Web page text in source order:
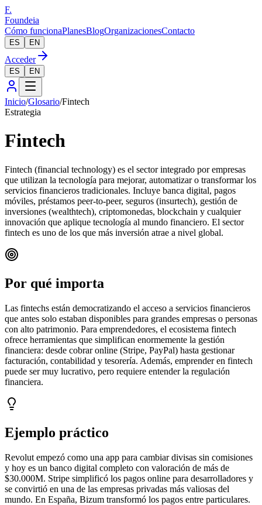
F.
Foundeia
Cómo funcionaPlanesBlogOrganizacionesContacto
ES EN
Acceder
ES EN
Inicio/Glosario/Fintech
Estrategia
Fintech
Fintech (financial technology) es el sector integrado por empresas
que utilizan la tecnología para mejorar, automatizar o transformar los
servicios financieros tradicionales. Incluye banca digital, pagos
móviles, préstamos peer-to-peer, seguros (insurtech), gestión de
inversiones (wealthtech), criptomonedas, blockchain y cualquier
innovación que aplique tecnología al mundo financiero. El sector
fintech es uno de los que más inversión atrae a nivel global.
Por qué importa
Las fintechs están democratizando el acceso a servicios financieros
que antes solo estaban disponibles para grandes empresas o personas
con alto patrimonio. Para emprendedores, el ecosistema fintech
ofrece herramientas que simplifican enormemente la gestión
financiera: desde cobrar online (Stripe, PayPal) hasta gestionar
facturación, contabilidad y tesorería. Además, emprender en fintech
puede ser muy lucrativo, pero requiere entender la regulación
financiera.
Ejemplo práctico
Revolut empezó como una app para cambiar divisas sin comisiones
y hoy es un banco digital completo con valoración de más de
$30.000M. Stripe simplificó los pagos online para desarrolladores y
se convirtió en una de las empresas privadas más valiosas del
mundo. En España, Bizum transformó los pagos entre particulares.